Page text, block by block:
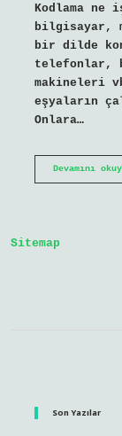
Kodlama ne
bilgisayar,
bir dilde
telefonlar,
makineleri
eşyaların
Onlara…
Devamını
Sitemap
Son Yazılar